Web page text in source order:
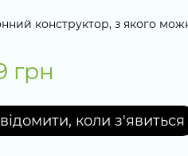
конструктор, з якого
грн
коли з'явиться